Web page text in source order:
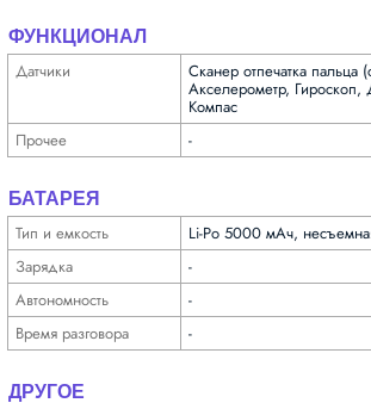
ФУНКЦИОНАЛ
Датчики Сканер отпечатка пальца
Акселерометр, Гироскоп,
Компас
Прочее
-
БАТАРЕЯ
Тип и емкость
Li-Po 5000 мАч,
Зарядка
-
Автоно­мность
-
Время разговора
-
ДРУГОЕ